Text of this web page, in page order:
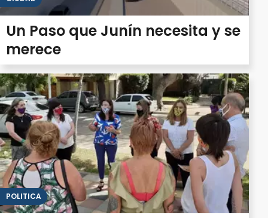
Un Paso que Junín necesita y se
merece
POLITICA